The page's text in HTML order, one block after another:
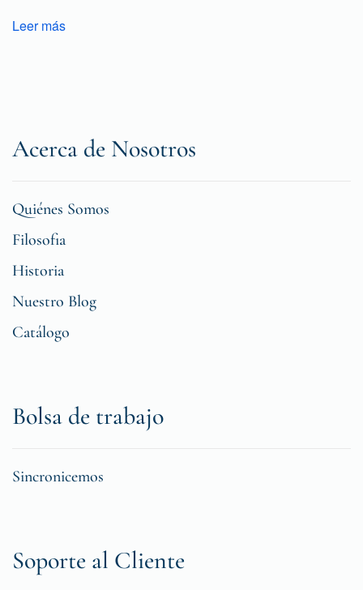
Leer más
Acerca de Nosotros
Quiénes Somos
Filosofia
Historia
Nuestro Blog
Catálogo
Bolsa de trabajo
Sincronicemos
Soporte al Cliente